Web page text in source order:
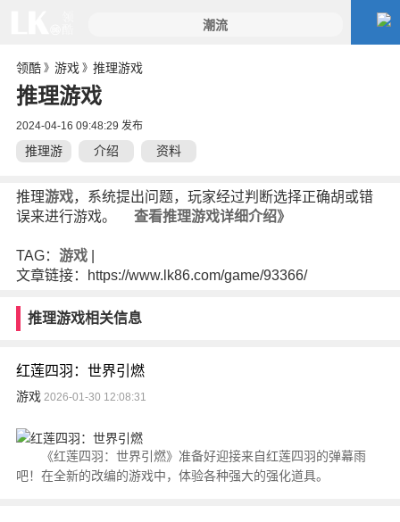
领酷》 游戏》 推理游戏
推理游戏
2024-04-16 09:48:29 发布
推理游
介绍 资料
推理游戏，系统提出问题，玩家经过判断选择正确胡或错
误来进行游戏。 查看推理游戏详细介绍》
TAG： 游戏|
文章链接：https://www.lk86.com/game/93366/
推理游戏相关信息
红莲四羽：世界引燃
游戏2026-01-30 12:08:31
《红莲四羽：世界引燃》准备好迎接来自红莲四羽的弹幕雨
吧！在全新的改编的游戏中，体验各种强大的强化道具。